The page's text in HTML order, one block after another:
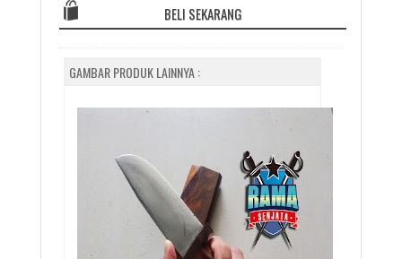
BELI SEKARANG
GAMBAR PRODUK LAINNYA :